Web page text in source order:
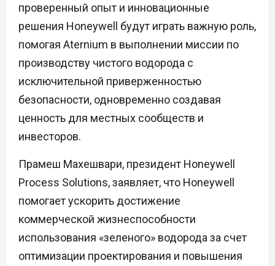
проверенный опыт и инновационные
решения Honeywell будут играть важную роль,
помогая Aternium в выполнении миссии по
производству чистого водорода с
исключительной приверженностью
безопасности, одновременно создавая
ценность для местных сообществ и
инвесторов.
Прамеш Махешвари, президент Honeywell
Process Solutions, заявляет, что Honeywell
помогает ускорить достижение
коммерческой жизнеспособности
использования «зеленого» водорода за счет
оптимизации проектирования и повышения